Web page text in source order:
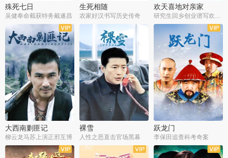
殊死七日
吴健奉命截获特务戴遂昌
生死相随
农家好汉书写历史传奇
欢天喜地对亲家
大西南剿匪记
柳云龙马苏上演正邪互博
全21集
裸雪
人性之恶直击官场黑幕
全30集
跃龙门
李保田追查科考奇案
全36集
全37集 全30集